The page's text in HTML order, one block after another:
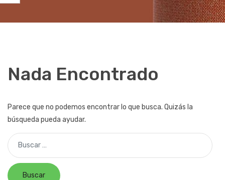
Nada Encontrado
Parece que no podemos encontrar lo que busca. Quizás la
búsqueda pueda ayudar.
Buscar